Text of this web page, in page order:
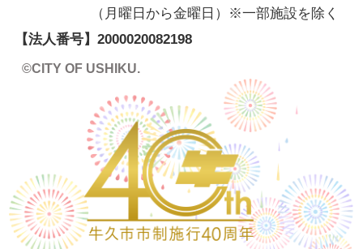
（月曜日から金曜日）※一部施設を除く
【法人番号】 2000020082198
©CITY OF USHIKU.